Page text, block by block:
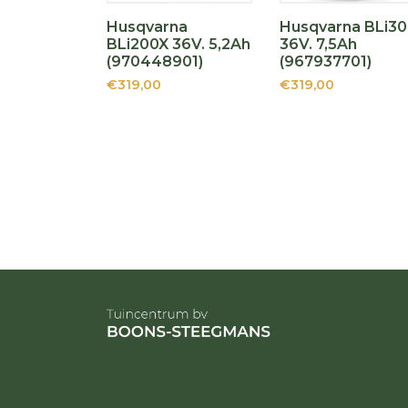
Husqvarna
BLi200X 36V. 5,2Ah
(970448901)
€319,00
Husqvarna BLi30
36V. 7,5Ah
(967937701)
€319,00